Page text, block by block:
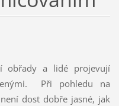
obřady a lidé projevují
Při pohledu na
dost dobře jasné, jak